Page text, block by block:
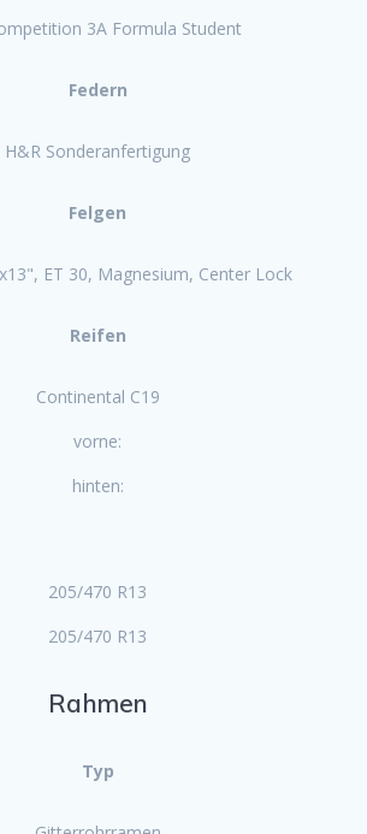
3A Formula Student
Federn
H&R Sonderanfertigung
Felgen
ET 30, Magnesium, Center Lock
Reifen
Continental C19
vorne:
hinten:
205/470 R13
205/470 R13
Rahmen
Typ